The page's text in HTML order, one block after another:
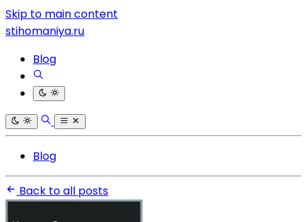
Skip to main content
stihomaniya.ru
Blog
Blog
Back to all posts